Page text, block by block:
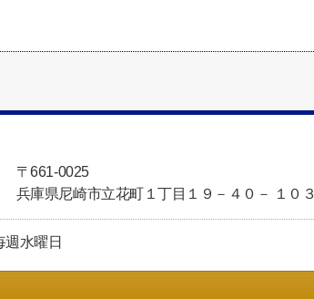
〒661-0025
兵庫県尼崎市立花町１丁目１９－４０－ １０３
水曜日